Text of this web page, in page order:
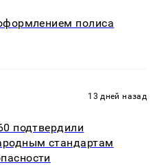
полиса
13 дней назад
подтвердили
стандартам